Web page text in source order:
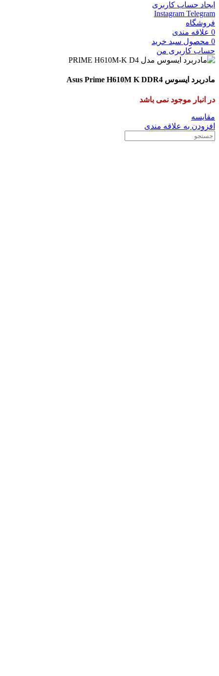
ایجاد حساب کاربری
Instagram Telegram
فروشگاه
0 علاقه مندی
0 محصول سبد خرید
حساب کاربری من
مادربرد ایسوس Asus Prime H610M K DDR4
در انبار موجود نمی باشد
مقایسه
افزودن به علاقه مندی